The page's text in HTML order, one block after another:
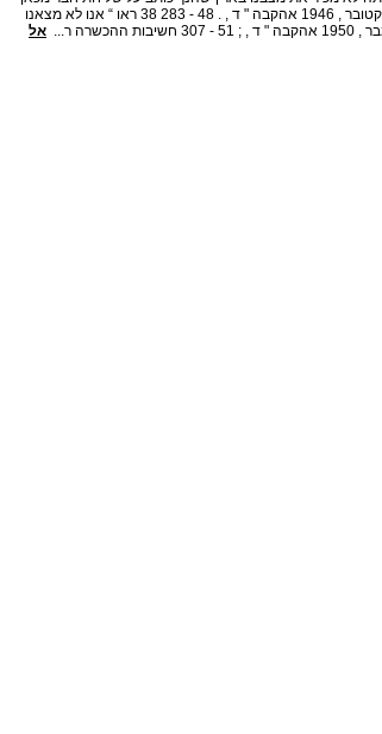
להדרכתכם ? " , מכתב ד ' אינטריליגטור למ ' שיינבך , 4 באוקטובר , 1946 אהקבה " ד , . 48 - 283 38 ראו “ אנו לא מצאנו
אל